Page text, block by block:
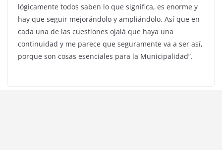
lógicamente todos saben lo que significa, es enorme y
hay que seguir mejorándolo y ampliándolo. Así que en
cada una de las cuestiones ojalá que haya una
continuidad y me parece que seguramente va a ser así,
porque son cosas esenciales para la Municipalidad”.